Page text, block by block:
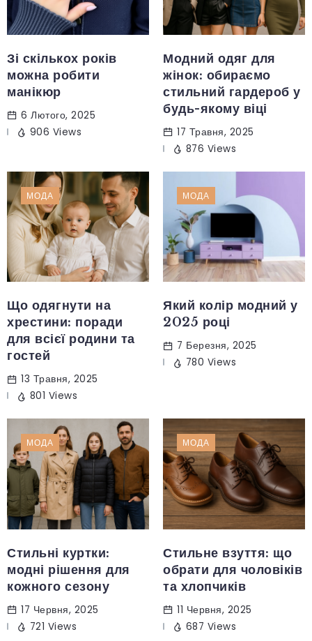
Зі скількох років
можна робити
манікюр
6 Лютого, 2025
906 Views
Модний одяг для
жінок: обираємо
стильний гардероб у
будь-якому віці
17 Травня, 2025
876 Views
МОДА
Що одягнути на
хрестини: поради
для всієї родини та
гостей
13 Травня, 2025
801 Views
МОДА
Який колір модний у
2025 році
7 Березня, 2025
780 Views
МОДА
Стильні куртки:
модні рішення для
кожного сезону
17 Червня, 2025
721 Views
МОДА
Стильне взуття: що
обрати для чоловіків
та хлопчиків
11 Червня, 2025
687 Views